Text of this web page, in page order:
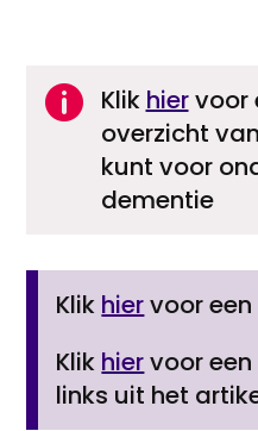
 Klik hiervoor
overzicht
kunt voor
dementie
Klik hiervoor
Klik hiervoor
links uit het